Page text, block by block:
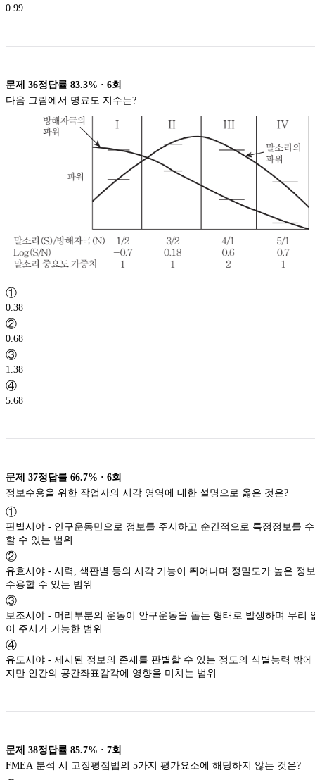
0.99
문제 36정답률 83.3% · 6회
다음 그림에서 명료도 지수는?
①
0.38
②
0.68
③
1.38
④
5.68
문제 37정답률 66.7% · 6회
정보수용을 위한 작업자의 시각 영역에 대한 설명으로 옳은 것은?
①
판별시야 - 안구운동만으로 정보를 주시하고 순간적으로 특정정보를
할 수 있는 범위
②
유효시야 - 시력, 색판별 등의 시각 기능이 뛰어나며 정밀도가 높은 정
수용할 수 있는 범위
③
보조시야 - 머리부분의 운동이 안구운동을 돕는 형태로 발생하며 무리
이 주시가 가능한 범위
④
유도시야 - 제시된 정보의 존재를 판별할 수 있는 정도의 식별능력 밖에
지만 인간의 공간좌표감각에 영향을 미치는 범위
문제 38정답률 85.7% · 7회
FMEA 분석 시 고장평점법의 5가지 평가요소에 해당하지 않는 것은?